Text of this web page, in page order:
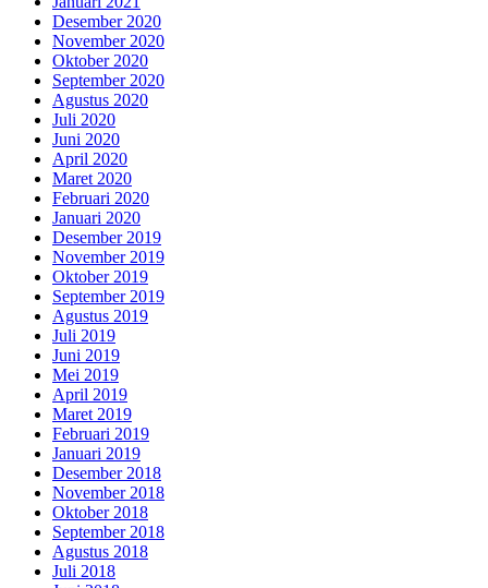
Desember 2020
November 2020
Oktober 2020
September 2020
Agustus 2020
Juli 2020
Juni 2020
April 2020
Maret 2020
Februari 2020
Januari 2020
Desember 2019
November 2019
Oktober 2019
September 2019
Agustus 2019
Juli 2019
Juni 2019
Mei 2019
April 2019
Maret 2019
Februari 2019
Januari 2019
Desember 2018
November 2018
Oktober 2018
September 2018
Agustus 2018
Juli 2018